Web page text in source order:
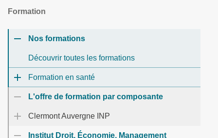
Formation
Nos formations
Découvrir toutes les formations
Formation en santé
L'offre de formation par composante
Clermont Auvergne INP
Institut Droit, Économie, Management